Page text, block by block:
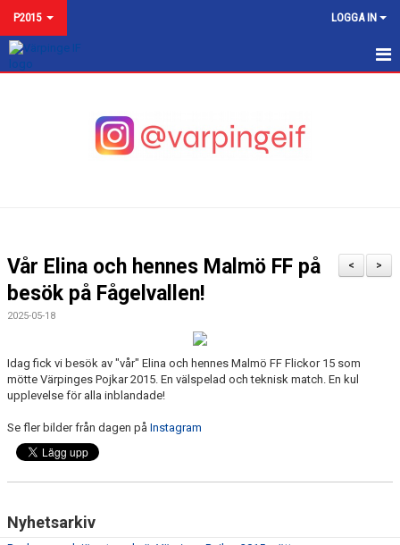
P2015 LOGGA IN
BILDGALLERI
KONTAKT
>
<
Vår Elina och hennes Malmö FF på
besök på Fågelvallen!
2025-05-18
Idag fick vi besök av "vår" Elina och hennes Malmö FF Flickor 15 som
mötte Värpinges Pojkar 2015. En välspelad och teknisk match. En kul
upplevelse för alla inblandade!
Se fler bilder från dagen på Instagram
Nyhetsarkiv